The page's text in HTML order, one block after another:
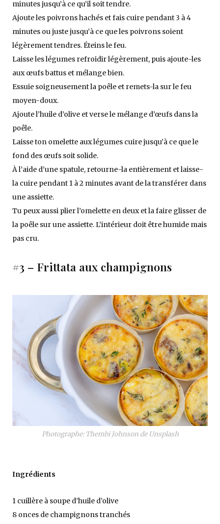
minutes jusqu’à ce qu’il soit tendre.
Ajoute les poivrons hachés et fais cuire pendant 3 à 4
minutes ou juste jusqu’à ce que les poivrons soient
légèrement tendres. Éteins le feu.
Laisse les légumes refroidir légèrement, puis ajoute-les
aux œufs battus et mélange bien.
Essuie soigneusement la poêle et remets-la sur le feu
moyen-doux.
Ajoute l’huile d’olive et verse le mélange d’œufs dans la
poêle.
Laisse ton omelette aux légumes cuire jusqu’à ce que le
fond des œufs soit solide.
À l’aide d’une spatule, retourne-la entièrement et laisse-
la cuire pendant 1 à 2 minutes avant de la transférer dans
une assiette.
Tu peux aussi plier l’omelette en deux et la faire glisser de
la poêle sur une assiette. L’intérieur doit être humide mais
pas cru.
#3 – Frittata aux champignons
Photographe: Thembi Johnson de Unsplash
Ingrédients
1 cuillère à soupe d’huile d’olive
8 onces de champignons tranchés